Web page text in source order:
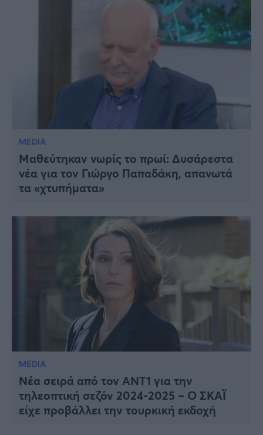
MEDIA
Μαθεύτηκαν νωρίς το πρωί: Δυσάρεστα
νέα για τον Γιώργο Παπαδάκη, απανωτά
τα «χτυπήματα»
MEDIA
Νέα σειρά από τον ΑΝΤ1 για την
τηλεοπτική σεζόν 2024-2025 – Ο ΣΚΑΪ
είχε προβάλλει την τουρκική εκδοχή